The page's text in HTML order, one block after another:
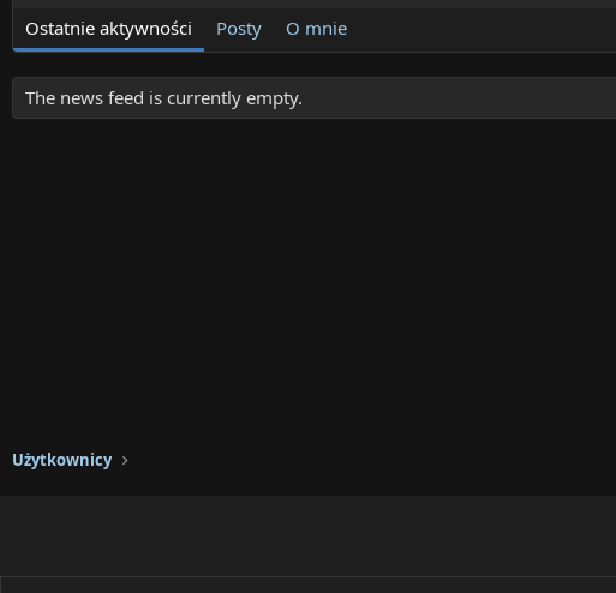
Ostatnie aktywności Posty O mnie
The news feed is currently empty.
Użytkownicy